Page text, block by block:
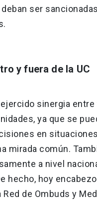
ser
y fuera de la UC
ejercido sinergia
ya que se
en
mirada común.
a nivel
hecho, hoy
de Ombuds y